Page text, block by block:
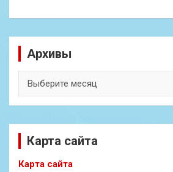
Архивы
Карта сайта
Карта сайта